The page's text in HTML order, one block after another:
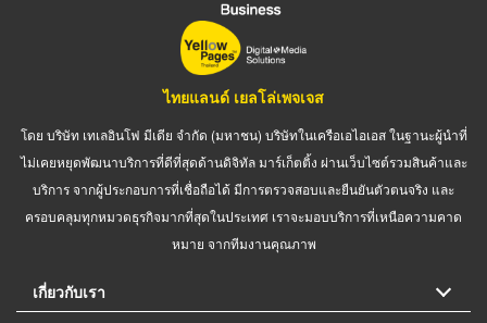
ไทยแลนด์ เยลโล่เพจเจส
โดย บริษัท เทเลอินโฟ มีเดีย จำกัด (มหาชน) บริษัทในเครือเอไอเอส ในฐานะผู้นำที่
ไม่เคยหยุดพัฒนาบริการที่ดีที่สุดด้านดิจิทัล มาร์เก็ตติ้ง ผ่านเว็บไซต์รวมสินค้าและ
บริการ จากผู้ประกอบการที่เชื่อถือได้ มีการตรวจสอบและยืนยันตัวตนจริง และ
ครอบคลุมทุกหมวดธุรกิจมากที่สุดในประเทศ เราจะมอบบริการที่เหนือความคาด
หมาย จากทีมงานคุณภาพ
เกี่ยวกับเรา